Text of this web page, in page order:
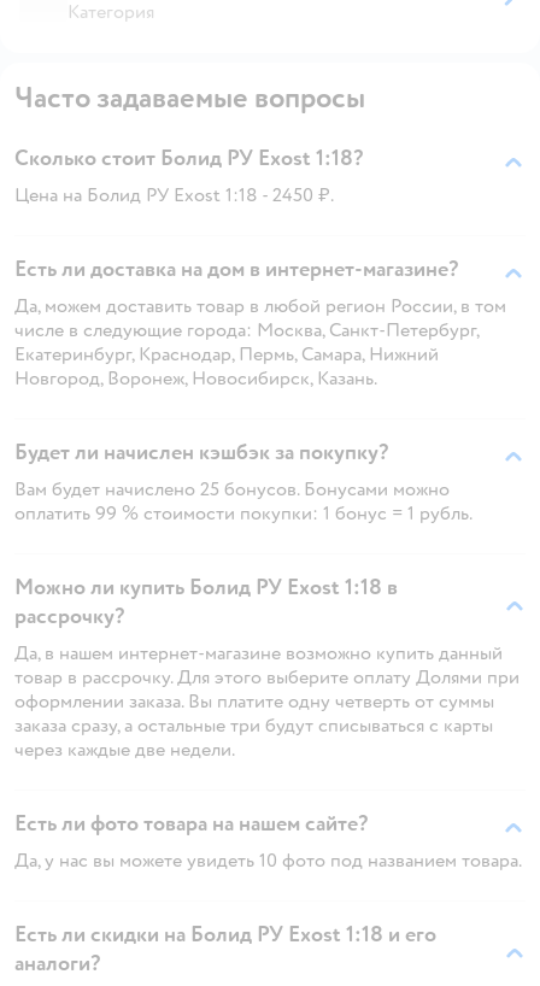
Категория
Часто задаваемые вопросы
Сколько стоит Болид РУ Exost 1:18?
Цена на Болид РУ Exost 1:18 - 2450 ₽.
Есть ли доставка на дом в интернет-магазине?
Да, можем доставить товар в любой регион России, в том
числе в следующие города: Москва, Санкт-Петербург,
Екатеринбург, Краснодар, Пермь, Самара, Нижний
Новгород, Воронеж, Новосибирск, Казань.
Будет ли начислен кэшбэк за покупку?
Вам будет начислено 25 бонусов. Бонусами можно
оплатить 99 % стоимости покупки: 1 бонус = 1 рубль.
Можно ли купить Болид РУ Exost 1:18 в
рассрочку?
Да, в нашем интернет-магазине возможно купить данный
товар в рассрочку. Для этого выберите оплату Долями при
оформлении заказа. Вы платите одну четверть от суммы
заказа сразу, а остальные три будут списываться с карты
через каждые две недели.
Есть ли фото товара на нашем сайте?
Да, у нас вы можете увидеть 10 фото под названием товара.
Есть ли скидки на Болид РУ Exost 1:18 и его
аналоги?